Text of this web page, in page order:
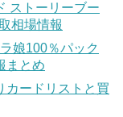
ストーリーブー
相場情報
娘100％パック
まとめ
カードリストと買